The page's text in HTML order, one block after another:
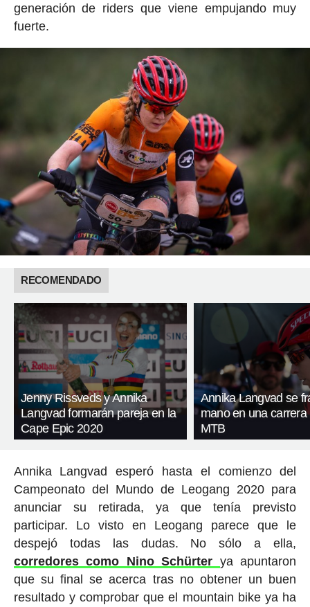
generación de riders que viene empujando muy
fuerte.
RECOMENDADO
Jenny Rissveds y Annika
Langvad formarán pareja en la
Cape Epic 2020
Annika Langvad se
mano en una carrera
MTB
Annika Langvad esperó hasta el comienzo del
Campeonato del Mundo de Leogang 2020 para
anunciar su retirada, ya que tenía previsto
participar. Lo visto en Leogang parece que le
despejó todas las dudas. No sólo a ella,
corredores como Nino Schürter ya apuntaron
que su final se acerca tras no obtener un buen
resultado y comprobar que el mountain bike ya ha